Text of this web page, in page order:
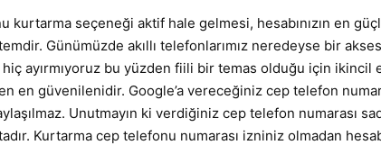
kurtarma seçeneği aktif hale gelmesi, hesabınızın en
Günümüzde akıllı telefonlarımız neredeyse bir
hiç ayırmıyoruz bu yüzden fiili bir temas olduğu için
en güvenilenidir. Google’a vereceğiniz cep telefon
Unutmayın ki verdiğiniz cep telefon numarası
Kurtarma cep telefonu numarası izniniz olmadan